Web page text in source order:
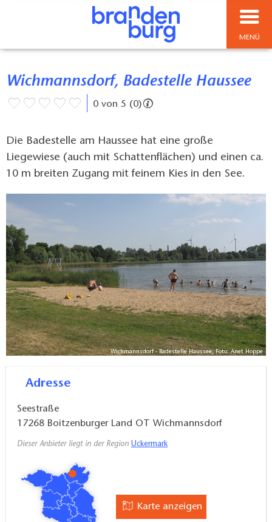
MENÜ
Wichmannsdorf, Badestelle Haussee
0 von 5 (0)
Die Badestelle am Haussee hat eine große
Liegewiese (auch mit Schattenflächen) und einen ca.
10 m breiten Zugang mit feinem Kies in den See.
Wichmannsdorf - Badestelle Haussee, Foto: Anet Hoppe
Adresse
Seestraße
17268 Boitzenburger Land OT Wichmannsdorf
Dieser Anbieter liegt in der Region Uckermark
Karte anzeigen